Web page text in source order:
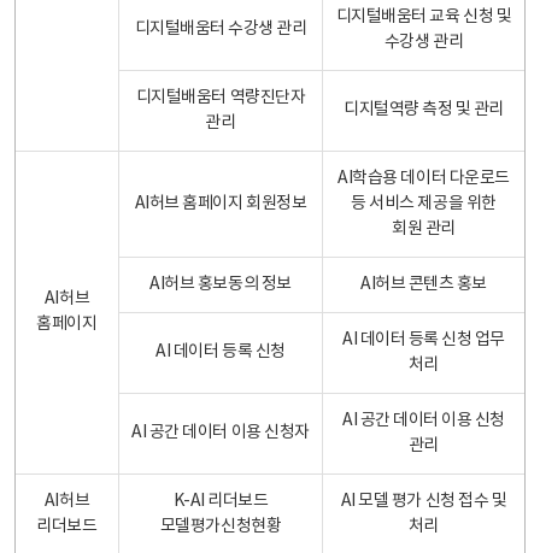
디지털배움터 수강생 관리
디지털배움터 교육 신청 및
수강생 관리
디지털배움터 역량진단자
관리
디지털역량 측정 및 관리
AI허브
홈페이지
AI허브 홈페이지 회원정보
AI학습용 데이터 다운로드
등 서비스 제공을 위한
회원 관리
AI허브 홍보동의 정보 AI허브 콘텐츠 홍보
AI 데이터 등록 신청
AI 데이터 등록 신청 업무
처리
AI 공간 데이터 이용 신청자
AI 공간 데이터 이용 신청
관리
AI허브
리더보드
K-AI 리더보드
모델평가신청현황
AI 모델 평가 신청 접수 및
처리